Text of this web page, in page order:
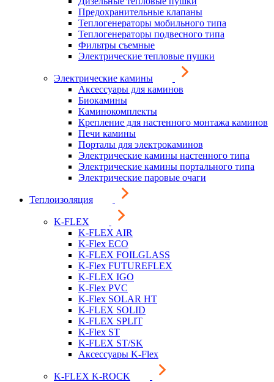
Предохранительные клапаны
Теплогенераторы мобильного типа
Теплогенераторы подвесного типа
Фильтры съемные
Электрические тепловые пушки
Электрические камины
Аксессуары для каминов
Биокамины
Каминокомплекты
Крепление для настенного монтажа каминов
Печи камины
Порталы для электрокаминов
Электрические камины настенного типа
Электрические камины портального типа
Электрические паровые очаги
Теплоизоляция
K-FLEX
K-FLEX AIR
K-Flex ECO
K-FLEX FOILGLASS
K-Flex FUTUREFLEX
K-FLEX IGO
K-Flex PVC
K-Flex SOLAR HT
K-FLEX SOLID
K-FLEX SPLIT
K-Flex ST
K-FLEX ST/SK
Аксессуары K-Flex
K-FLEX K-ROCK